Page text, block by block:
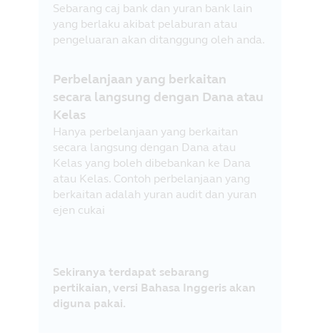
Sebarang caj bank dan yuran bank lain
yang berlaku akibat pelaburan atau
pengeluaran akan ditanggung oleh anda.
Perbelanjaan yang berkaitan
secara langsung dengan Dana atau
Kelas
Hanya perbelanjaan yang berkaitan
secara langsung dengan Dana atau
Kelas yang boleh dibebankan ke Dana
atau Kelas. Contoh perbelanjaan yang
berkaitan adalah yuran audit dan yuran
ejen cukai
Sekiranya terdapat sebarang
pertikaian, versi Bahasa Inggeris akan
diguna pakai.